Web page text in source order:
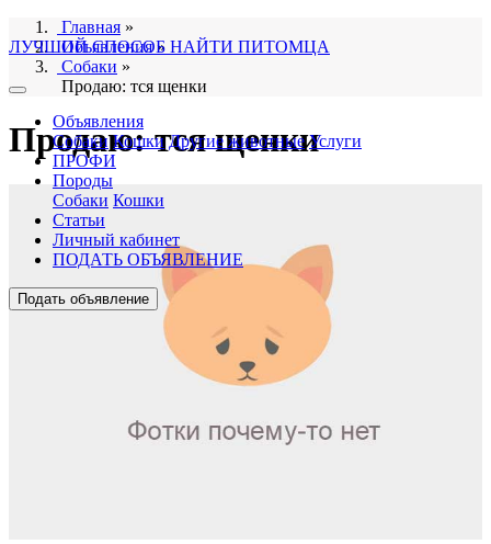
ЛУЧШИЙ СПОСОБ НАЙТИ ПИТОМЦА
Объявления
Собаки Кошки Другие животные Услуги
ПРОФИ
Породы
Собаки Кошки
Статьи
Личный кабинет
ПОДАТЬ ОБЪЯВЛЕНИЕ
Подать объявление
Главная »
Объявления»
Собаки »
Продаю: тся щенки
Продаю: тся щенки